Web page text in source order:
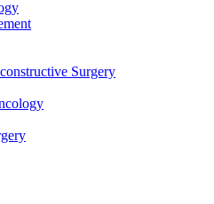
Surgery